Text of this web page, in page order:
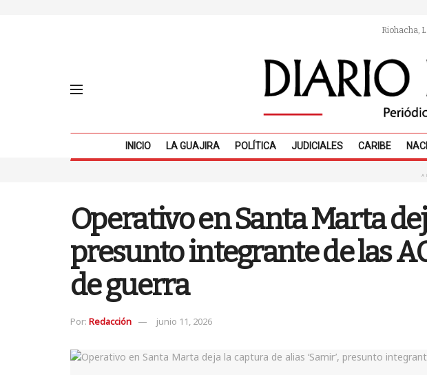
Riohacha,
INICIO LA GUAJIRA POLÍTICA JUDICIALES CARIBE
Operativo en Santa Marta
presunto integrante de las
de guerra
Por: Redacción junio 11, 2026